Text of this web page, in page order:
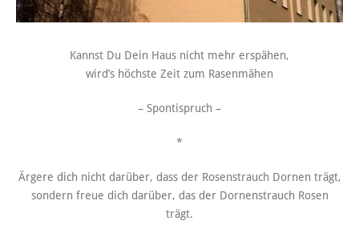
Kannst Du Dein Haus nicht mehr erspähen,
wird’s höchste Zeit zum Rasenmähen
– Spontispruch –
*
Ärgere dich nicht darüber, dass der Rosenstrauch Dornen trägt,
sondern freue dich darüber, das der Dornenstrauch Rosen
trägt.